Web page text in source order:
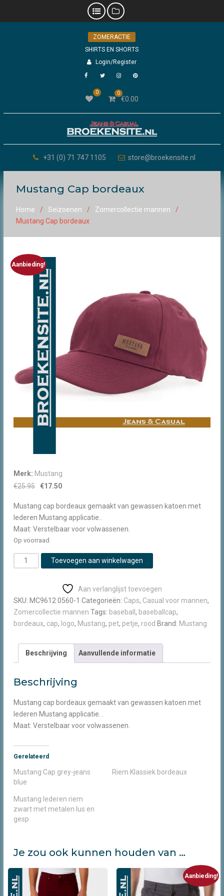
ZOMERACTIE
SHIRTS EN SHORTS
Login/Register
0 0
€0.00
+31 (0) 71 747 1105 store@broekensite.nl
Mustang Cap bordeaux
Home Seizoenen
Zomercollectie mannen
Mustang Cap bordeaux
Aanbieding!
Merk: Mustang
€25.95
Oorspronkelijke
was:
€25.95.
€17.50
is:
€17.50.
Mustang cap bordeaux gemaakt van gewassen katoen met
lederen Mustang applicatie..
Maat: Verstelbaar voor volwassenen.
Op voorraad
Mustang
Cap
Toevoegen aan winkelwagen
Aan verlanglijst toevoegen
SKU: MC9612 0560-1 Categorieën: Caps, Casual voor mannen,
Zomercollectie mannen Tags: baseball , baseballcap,
bordeaux, cap, logo, Mustang, pet, petje, rood Brand: Mustang
Beschrijving Aanvullende informatie
Beschrijving
Mustang cap bordeaux gemaakt van gewassen katoen met
lederen Mustang applicatie. .
Maat: Verstelbaar voor volwassenen.
Gerelateerd
Mustang Cap grey-jeans
blue
Riem Klassiek bordeaux
Mustang lederen riem
zwart met metalen lus en
gesp
Je zou ook kunnen houden van …
Aanbieding!